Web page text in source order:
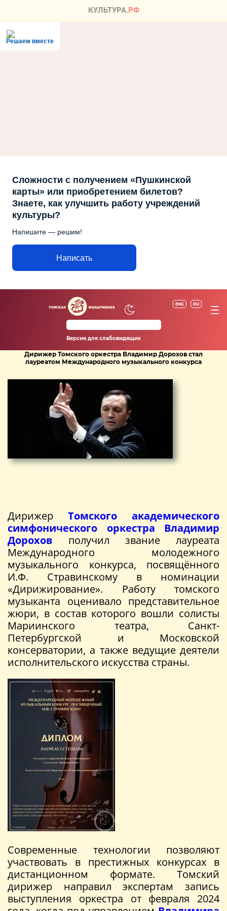
Решаем вместе
Сложности с получением «Пушкинской
карты» или приобретением билетов?
Знаете, как улучшить работу учреждений
культуры?
Напишите — решим!
Написать
ENG RU
Версия для слабовидящих
Дирижер Томского оркестра Владимир Дорохов стал
лауреатом Международного музыкального конкурса
Дирижер Томского академического
симфонического оркестра
Владимир
Дорохов получил звание лауреата
Международного молодежного
музыкального конкурса, посвящённого
И.Ф. Стравинскому в номинации
«Дирижирование». Работу томского
музыканта оценивало представительное
жюри, в состав которого вошли солисты
Мариинского театра, Санкт-
Петербургской и Московской
консерватории, а также ведущие деятели
исполнительского искусства страны.
Современные технологии позволяют
участвовать в престижных конкурсах в
дистанционном формате. Томский
дирижер направил экспертам запись
выступления оркестра от февраля 2024